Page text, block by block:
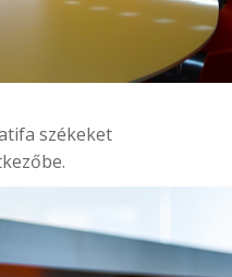
székeket